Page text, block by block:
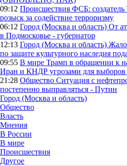
09:12 Происшествия ФСБ: создатель
розыск за содействие терроризму
06:12 Город (Москва и область) От
в Подмосковье - губернатор
12:13 Город (Москва и область)
по защите культурного наследия
09:55 В мире Трамп в обращении к
Иран и КНДР угрозами для
21:28 Общество Ситуация с
постепенно выправляться - Путин
Город (Москва и область)
Общество
Власть
Мнения
В России
В мире
Происшествия
Другое